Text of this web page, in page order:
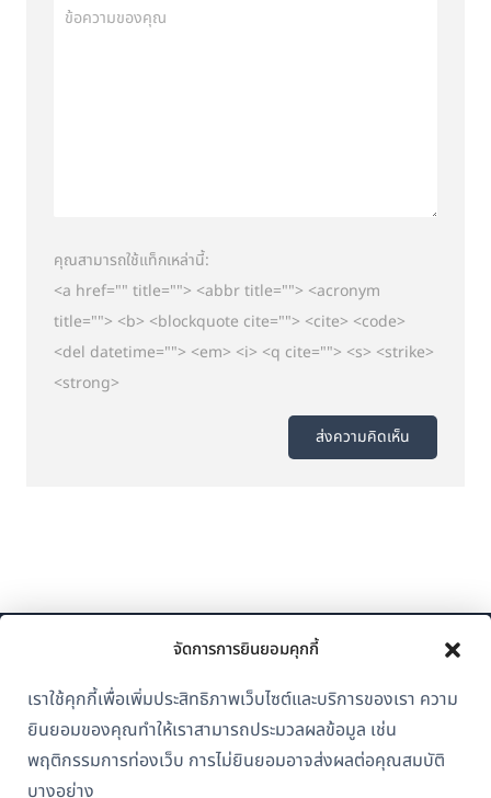
จัดการการยินยอมคุกกี้
เราใช้คุกกี้เพื่อเพิ่มประสิทธิภาพเว็บไซต์และบริการของเรา ความ
ยินยอมของคุณทำให้เราสามารถประมวลผลข้อมูล เช่น
พฤติกรรมการท่องเว็บ การไม่ยินยอมอาจส่งผลต่อคุณสมบัติ
บางอย่าง
คุณสามารถใช้แท็กเหล่านี้:
<a href="" title=""> <abbr title=""> <acronym
title=""> <b> <blockquote cite=""> <cite> <code>
<del datetime=""> <em> <i> <q cite=""> <s> <strike>
<strong>
เกี่ยวกับ WPML